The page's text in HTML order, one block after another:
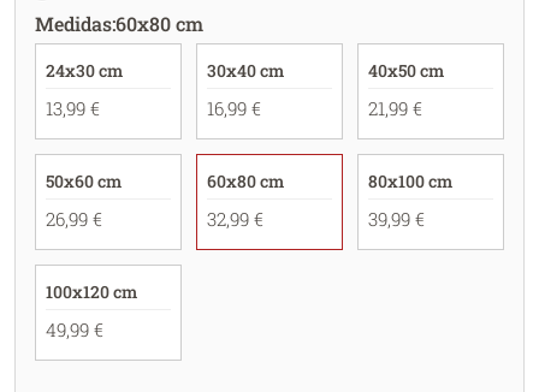
Medidas:60x80 cm
24x30 cm
13,99 €
30x40 cm
16,99 €
40x50 cm
21,99 €
50x60 cm
26,99 €
60x80 cm
32,99 €
80x100 cm
39,99 €
100x120 cm
49,99 €